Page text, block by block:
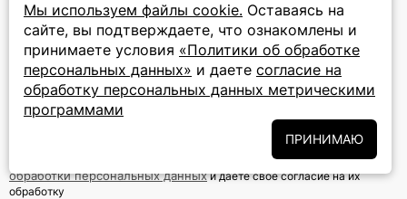
Мы используем файлы cookie. Оставаясь на
сайте, вы подтверждаете, что ознакомлены и
принимаете условия «Политики об обработке
персональных данных» и даете согласие на
обработку персональных данных метрическими
программами
ПРИНИМАЮ
8 (800) 777-72-69
прием звонков: круглосуточно
ПОДПИСКА НА РАССЫЛКУ
Подписаться на новости
Подписываясь на рассылку, вы соглашаетесь с условиямиПолитики
обработки персональных данныхи даёте своё согласие на их
обработку